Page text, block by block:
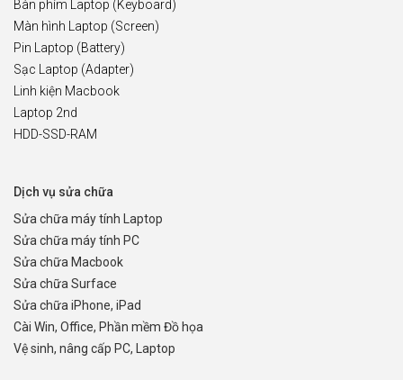
Bàn phím Laptop (Keyboard)
Màn hình Laptop (Screen)
Pin Laptop (Battery)
Sạc Laptop (Adapter)
Linh kiện Macbook
Laptop 2nd
HDD-SSD-RAM
Dịch vụ sửa chữa
Sửa chữa máy tính Laptop
Sửa chữa máy tính PC
Sửa chữa Macbook
Sửa chữa Surface
Sửa chữa iPhone, iPad
Cài Win, Office, Phần mềm Đồ họa
Vệ sinh, nâng cấp PC, Laptop